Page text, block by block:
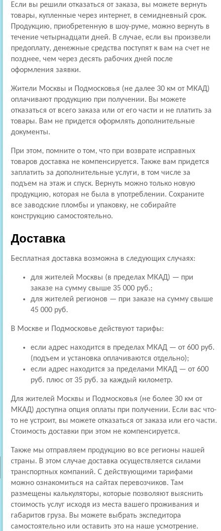
Если вы решили отказаться от заказа, вы можете вернуть
товары, купленные через интернет, в семидневный срок.
Продукцию, приобретенную в шоу-руме, можно вернуть в
течение четырнадцати дней. В случае, если вы произвели
предоплату, денежные средства поступят к вам на счет не
позднее, чем через десять рабочих дней после
оформления заявки.
Жители Москвы и Подмосковья (не далее 30 км от МКАД)
оплачивают продукцию при получении. Вы можете
отказаться от всего заказа или от его части и не платить за
товары. Вам не придется оформлять дополнительные
документы.
При этом, помните о том, что при возврате исправных
товаров доставка не компенсируется. Также вам придется
заплатить за дополнительные услуги, в том числе за
подъем на этаж и спуск. Вернуть можно только новую
продукцию, которая не была в употреблении. Сохраните
все заводские пломбы и упаковку, не собирайте
конструкцию самостоятельно.
Доставка
Бесплатная доставка возможна в следующих случаях:
для жителей Москвы (в пределах МКАД) — при
заказе на сумму свыше 35 000 руб.;
для жителей регионов — при заказе на сумму свыше
45 000 руб.
В Москве и Подмосковье действуют тарифы:
если адрес находится в пределах МКАД — от 600 руб.
(подъем и установка оплачиваются отдельно);
если адрес находится за пределами МКАД — от 600
руб. плюс от 35 руб. за каждый километр.
Для жителей Москвы и Подмосковья (не более 30 км от
МКАД) доступна опция оплаты при получении. Если вас что-
то не устроит, вы можете отказаться от заказа или его части.
Стоимость доставки при этом не компенсируется.
Также мы отправляем продукцию во все регионы нашей
страны. В этом случае доставка осуществляется силами
транспортных компаний. С действующими тарифами
можно ознакомиться на сайтах перевозчиков. Там
размещены калькуляторы, которые позволяют выяснить
стоимость услуг исходя из места вашего проживания и
габаритов груза. Вы можете выбрать экспедитора
самостоятельно или оставить это на наше усмотрение.